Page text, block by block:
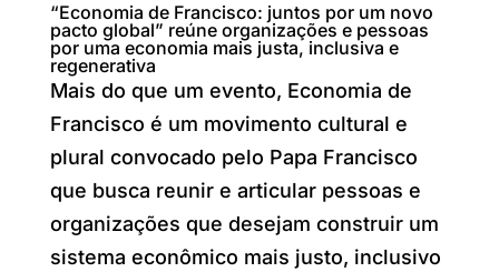
“Economia de Francisco: juntos por um novo
pacto global” reúne organizações e pessoas
por uma economia mais justa, inclusiva e
regenerativa
Mais do que um evento, Economia de
Francisco é um movimento cultural e
plural convocado pelo Papa Francisco
que busca reunir e articular pessoas e
organizações que desejam construir um
sistema econômico mais justo, inclusivo